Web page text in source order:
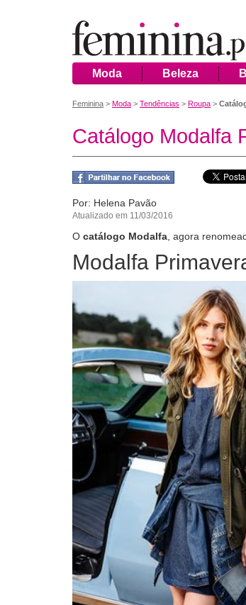
Moda Beleza
Feminina > Moda > Tendências > Roupa >
Catálogo Modalfa
Por: Helena Pavão
Atualizado em 11/03/2016
O catálogo Modalfa , agora
Modalfa